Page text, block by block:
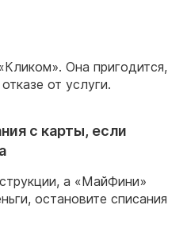
Она пригодится,
от услуги.
с карты, если
а «МайФини»
остановите списания